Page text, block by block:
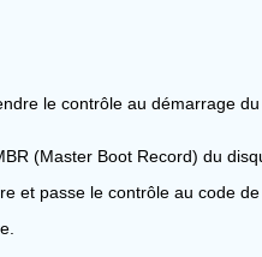
le contrôle au démarrage du
(Master Boot Record) du
et passe le contrôle au code